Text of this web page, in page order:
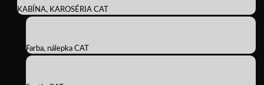
KABÍNA, KAROSÉRIA CAT
Farba, nálepka CAT